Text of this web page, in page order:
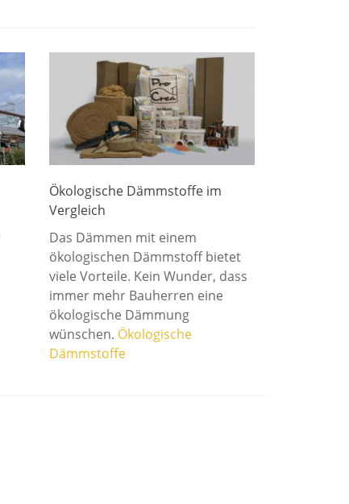
Ökologische Dämmstoffe im
Vergleich
Das Dämmen mit einem
ökologischen Dämmstoff bietet
viele Vorteile. Kein Wunder, dass
immer mehr Bauherren eine
ökologische Dämmung
wünschen. Ökologische
Dämmstoffe